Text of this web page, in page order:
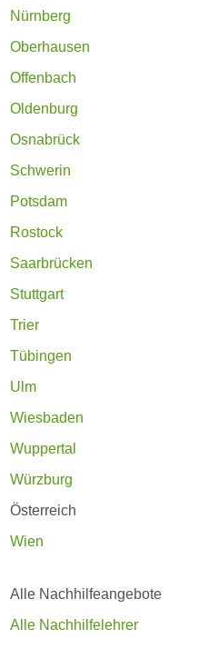
Nürnberg
Oberhausen
Offenbach
Oldenburg
Osnabrück
Schwerin
Potsdam
Rostock
Saarbrücken
Stuttgart
Trier
Tübingen
Ulm
Wiesbaden
Wuppertal
Würzburg
Österreich
Wien
Alle Nachhilfeangebote
Alle Nachhilfelehrer